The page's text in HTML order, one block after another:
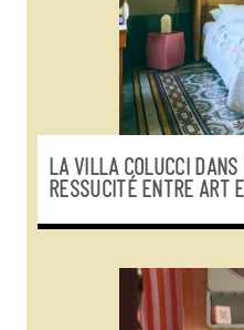
LA VILLA COLUCCI
RESSUCITÉ ENTRE ART